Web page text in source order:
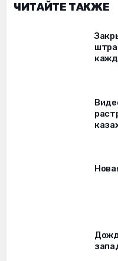
ЧИТАЙТЕ ТАКЖЕ